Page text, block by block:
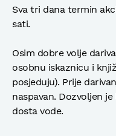
Sva tri dana termin
sati.
Osim dobre volje
osobnu iskaznicu i
posjeduju). Prije
naspavan. Dozvoljen
dosta vode.